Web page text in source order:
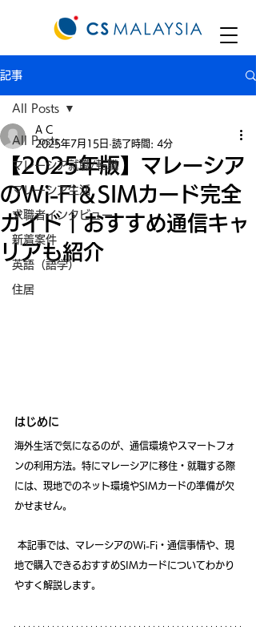
記事
All Posts
マレーシア就職/転職
マレーシア生活
求職者インタビュー
新着案件
英語（語学）
住居
All Posts
【2025年版】マレーシア
のWi-Fi＆SIMカード完全
ガイド｜おすすめ通信キャ
リアも紹介
A C
2025年7月15日 読了時間: 4分
はじめに
海外生活で気になるのが、通信環境やスマートフォ
ンの利用方法。特にマレーシアに移住・就職する際
には、現地でのネット環境やSIMカードの準備が欠
かせません。
地で購入できるおすすめSIMカードについてわかり
やすく解説します。